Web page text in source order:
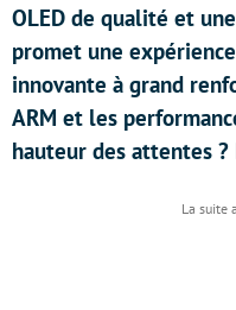
OLED de qualité et
promet une
innovante à grand
ARM et les
hauteur des attentes